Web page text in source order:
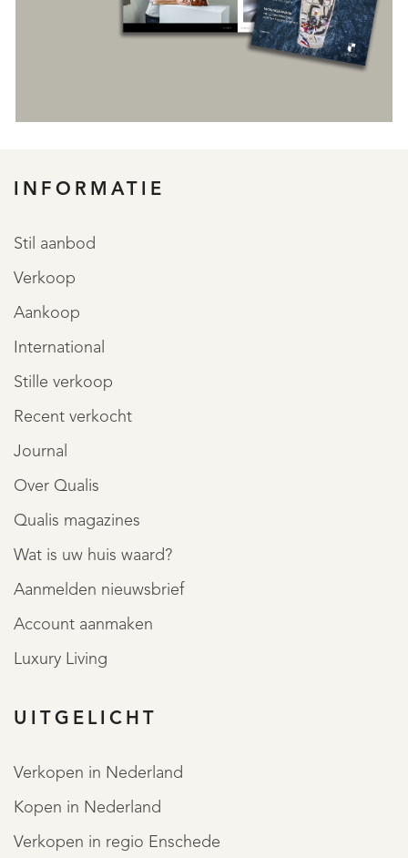
INFORMATIE
Stil aanbod
Verkoop
Aankoop
International
Stille verkoop
Recent verkocht
Journal
Over Qualis
Qualis magazines
Wat is uw huis waard?
Aanmelden nieuwsbrief
Account aanmaken
Luxury Living
UITGELICHT
Verkopen in Nederland
Kopen in Nederland
Verkopen in regio Enschede